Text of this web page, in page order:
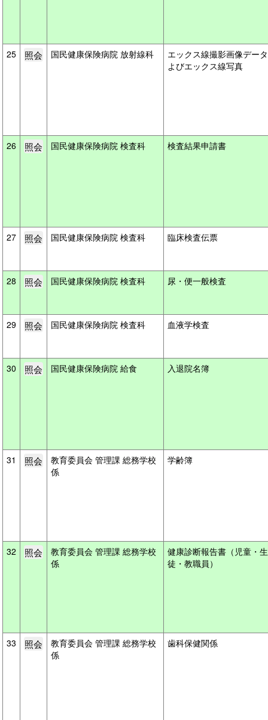
25 国民健康保険病院 放射線科
エックス線撮影画像デー
よびエックス線写真
26 国民健康保険病院 検査科 検査結果申請書
27 国民健康保険病院 検査科 臨床検査伝票
28 国民健康保険病院 検査科 尿・便一般検査
29 国民健康保険病院 検査科 血液学検査
30 国民健康保険病院 給食 入退院名簿
31
教育委員会 管理課 総務学校
係
学齢簿
32
教育委員会 管理課 総務学校
係
健康診断報告書（児童・生
徒・教職員）
33
教育委員会 管理課 総務学校
係
歯科保健関係